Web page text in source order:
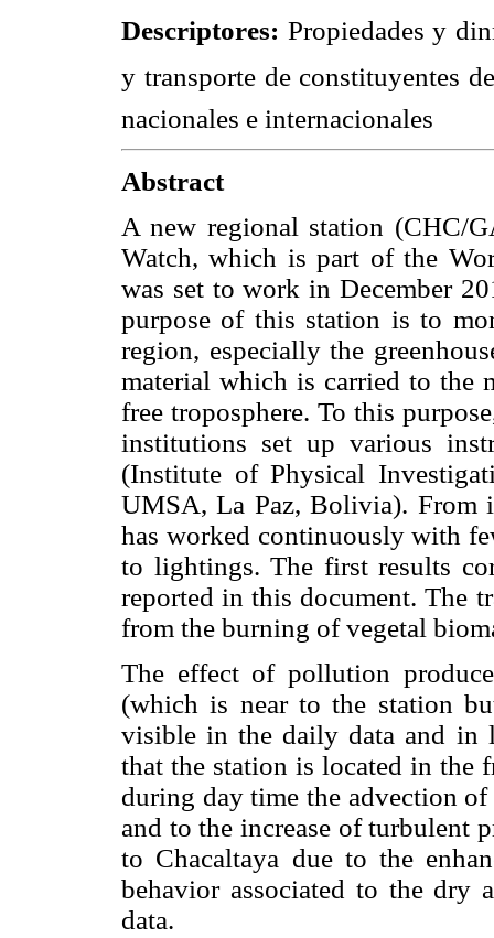
Descriptores: Propiedades y
y transporte de constituyentes
nacionales e internacionales
Abstract
A new regional station (CHC/
Watch, which is part of the
was set to work in December
purpose of this station is to
region, especially the
material which is carried to the
free troposphere. To this
institutions set up various
(Institute of Physical
UMSA, La Paz, Bolivia). From
has worked continuously with
to lightings. The first results
reported in this document. The
from the burning of vegetal
The effect of pollution
(which is near to the station
visible in the daily data and in
that the station is located in the
during day time the advection
and to the increase of turbulent
to Chacaltaya due to the
behavior associated to the dry
data.